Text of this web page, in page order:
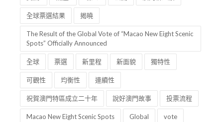
全球票選結果 揭曉
The Result of the Global Vote of “Macao New Eight Scenic
Spots” Officially Announced
全球 票選 新里程 新面貌 獨特性
可觀性 均衡性 連續性
祝賀澳門特區成立二十年 說好澳門故事 投票流程
Macao New Eight Scenic Spots Global vote